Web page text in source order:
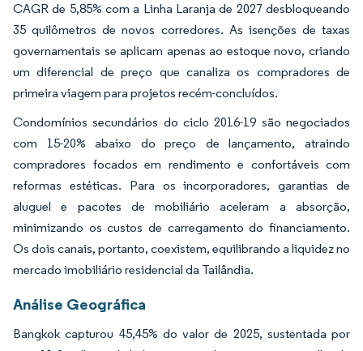
CAGR de 5,85% com a Linha Laranja de 2027 desbloqueando
35 quilômetros de novos corredores. As isenções de taxas
governamentais se aplicam apenas ao estoque novo, criando
um diferencial de preço que canaliza os compradores de
primeira viagem para projetos recém-concluídos.
Condomínios secundários do ciclo 2016-19 são negociados
com 15-20% abaixo do preço de lançamento, atraindo
compradores focados em rendimento e confortáveis com
reformas estéticas. Para os incorporadores, garantias de
aluguel e pacotes de mobiliário aceleram a absorção,
minimizando os custos de carregamento do financiamento.
Os dois canais, portanto, coexistem, equilibrando a liquidez no
mercado imobiliário residencial da Tailândia.
Análise Geográfica
Bangkok capturou 45,45% do valor de 2025, sustentada por